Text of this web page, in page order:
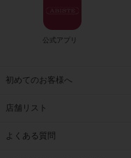
公式アプリ
初めてのお客様へ
店舗リスト
よくある質問